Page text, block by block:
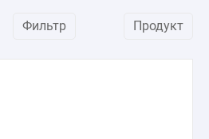
Фильтр Продукт